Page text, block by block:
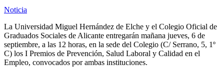
Noticia
La Universidad Miguel Hernández de Elche y el Colegio Oficial de
Graduados Sociales de Alicante entregarán mañana jueves, 6 de
septiembre, a las 12 horas, en la sede del Colegio (C/ Serrano, 5, 1º
C) los I Premios de Prevención, Salud Laboral y Calidad en el
Empleo, convocados por ambas instituciones.